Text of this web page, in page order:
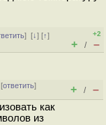
][↓] [↑]
+2
+ / –
ответить]
+ / –
как
из